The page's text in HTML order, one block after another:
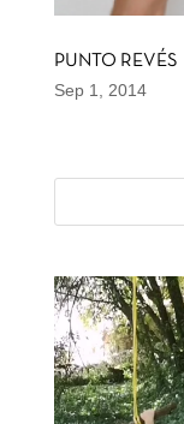
PUNTO REVÉS
Sep 1, 2014